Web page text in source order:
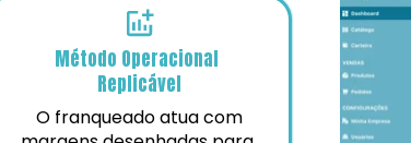
Método Operacional
Replicável